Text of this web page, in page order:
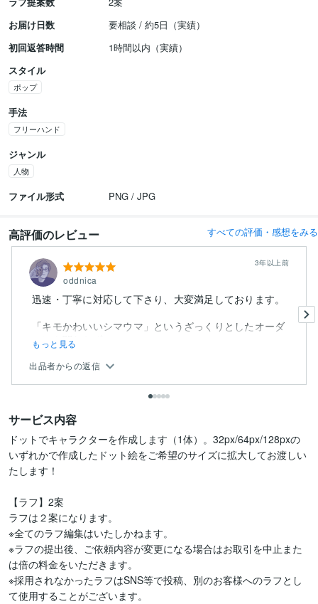
お届け日数
要相談 / 約5日（実績）
初回返答時間
1時間以内（実績）
スタイル
ポップ
手法
フリーハンド
ジャンル
人物
ファイル形式 PNG / JPG
高評価のレビュー すべての評価・感想をみる
oddnica
3年以上前
迅速・丁寧に対応して下さり、大変満足しております。
「キモかわいいシマウマ」というざっくりとしたオーダ
ーにも関わらず、...
もっと見る
出品者からの返信
サービス内容
ドットでキャラクターを作成します（1体）。32px/64px/128pxの
いずれかで作成したドット絵をご希望のサイズに拡大してお渡しい
たします！
【ラフ】2案
ラフは２案になります。
※全てのラフ編集はいたしかねます。
※ラフの提出後、ご依頼内容が変更になる場合はお取引を中止また
は倍の料金をいただきます。
※採用されなかったラフはSNS等で投稿、別のお客様へのラフとし
て使用することがございます。